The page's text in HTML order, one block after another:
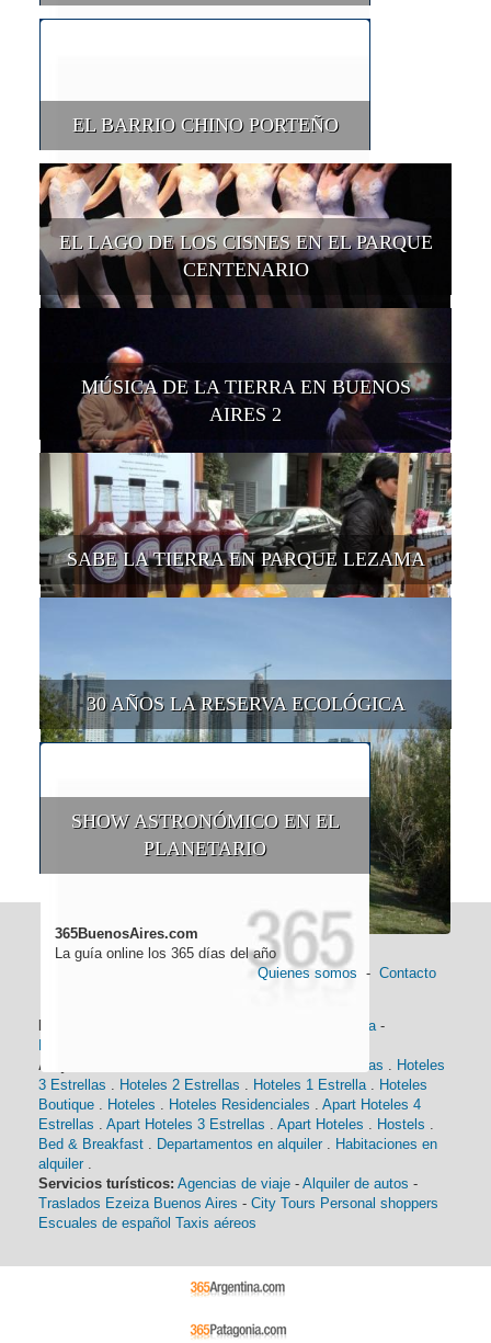
EL BARRIO CHINO PORTEÑO
EL LAGO DE LOS CISNES EN EL PARQUE
CENTENARIO
MÚSICA DE LA TIERRA EN BUENOS
AIRES 2
SABE LA TIERRA EN PARQUE LEZAMA
30 AÑOS LA RESERVA ECOLÓGICA
SHOW ASTRONÓMICO EN EL
PLANETARIO
365BuenosAires.com
La guía online los 365 días del año
Quienes somos - Contacto
Historia-
Alojamiento:
Hoteles 4 Estrellas . Hoteles
3 Estrellas . Hoteles 2 Estrellas . Hoteles 1 Estrella. Hoteles
Boutique . Hoteles . Hoteles Residenciales . Apart Hoteles 4
Estrellas . Apart Hoteles 3 Estrellas . Apart Hoteles . Hostels .
Bed & Breakfast . Departamentos en alquiler . Habitaciones en
alquiler .
Servicios turísticos: Agencias de viaje - Alquiler de autos -
Traslados Ezeiza Buenos Aires - City Tours Personal shoppers
Escuales de español Taxis aéreos